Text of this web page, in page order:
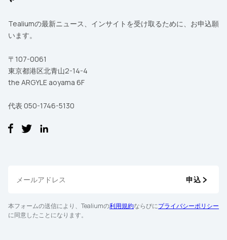
Tealiumの最新ニュース、インサイトを受け取るために、お申込願
います。
〒107-0061
東京都港区北青山2-14-4
the ARGYLE aoyama 6F
代表 050-1746-5130
申込
本フォームの送信により、Tealiumの利用規約ならびにプライバシーポリシー
に同意したことになります。